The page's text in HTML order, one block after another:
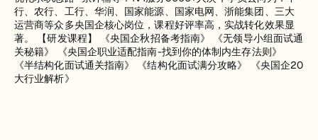
行、农行、工行、华润、国家能源、国家电网、浙能集团、三大
运营商等众多央国企核心岗位，课程好评率高，实战转化效果显
著。 【研发课程】 《央国企秋招备考指南》 《无领导小组面试通
关秘籍》 《央国企职业适配指南-找到你的体制内生存法则》
《半结构化面试通关指南》 《结构化面试满分攻略》 《央国企20
大行业解析》